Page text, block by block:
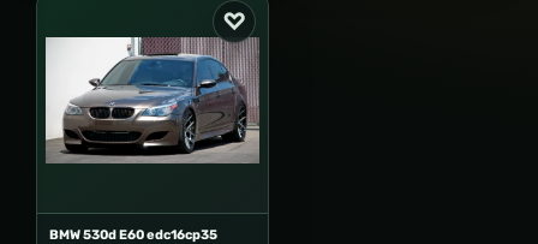
BMW 530d E60 edc16cp35